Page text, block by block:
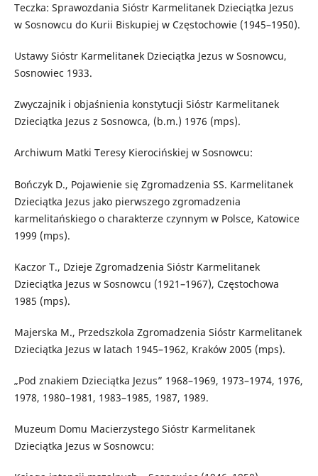
Teczka: Sprawozdania Sióstr Karmelitanek Dzieciątka Jezus
w Sosnowcu do Kurii Biskupiej w Częstochowie (1945–1950).
Ustawy Sióstr Karmelitanek Dzieciątka Jezus w Sosnowcu,
Sosnowiec 1933.
Zwyczajnik i objaśnienia konstytucji Sióstr Karmelitanek
Dzieciątka Jezus z Sosnowca, (b.m.) 1976 (mps).
Archiwum Matki Teresy Kierocińskiej w Sosnowcu:
Bończyk D., Pojawienie się Zgromadzenia SS. Karmelitanek
Dzieciątka Jezus jako pierwszego zgromadzenia
karmelitańskiego o charakterze czynnym w Polsce, Katowice
1999 (mps).
Kaczor T., Dzieje Zgromadzenia Sióstr Karmelitanek
Dzieciątka Jezus w Sosnowcu (1921–1967), Częstochowa
1985 (mps).
Majerska M., Przedszkola Zgromadzenia Sióstr Karmelitanek
Dzieciątka Jezus w latach 1945–1962, Kraków 2005 (mps).
„Pod znakiem Dzieciątka Jezus” 1968–1969, 1973–1974, 1976,
1978, 1980–1981, 1983–1985, 1987, 1989.
Muzeum Domu Macierzystego Sióstr Karmelitanek
Dzieciątka Jezus w Sosnowcu: